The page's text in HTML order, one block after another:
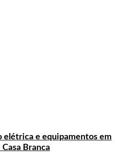
e equipamentos em
Branca